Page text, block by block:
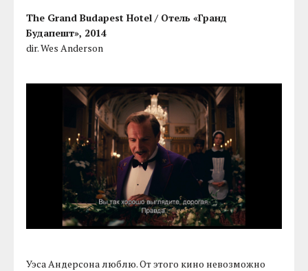
The Grand Budapest Hotel / Отель «Гранд
Будапешт», 2014
dir. Wes Anderson
Уэса Андерсона люблю. От этого кино невозможно